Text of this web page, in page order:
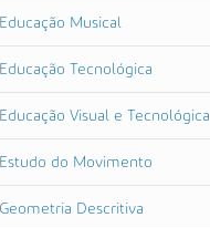
Educação Musical
Educação Tecnológica
Educação Visual e Tecnológica
Estudo do Movimento
Geometria Descritiva